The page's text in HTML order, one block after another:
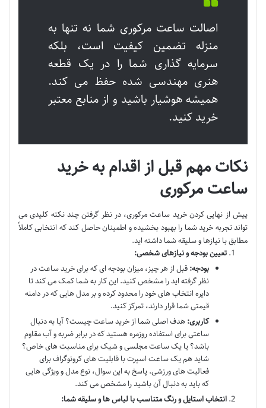
اصالت ساعت مرکوری شما نه تنها به
منزله تضمین کیفیت است، بلکه
سرمایه گذاری شما را در یک قطعه
هنری مهندسی شده حفظ می کند.
همیشه هوشیار باشید و از منابع معتبر
خرید کنید.
نکات مهم قبل از اقدام به خرید
ساعت مرکوری
پیش از نهایی کردن خرید ساعت مرکوری، در نظر گرفتن چند نکته کلیدی می
تواند تجربه خرید شما را بهبود بخشیده و اطمینان حاصل کند که انتخابی کاملاً
مطابق با نیازها و سلیقه شما داشته اید.
تعیین بودجه و نیازهای شخصی:
بودجه: قبل از هر چیز، میزان بودجه ای که برای خرید ساعت در
نظر گرفته اید را مشخص کنید. این کار به شما کمک می کند تا
دایره انتخاب های خود را محدود کرده و بر مدل هایی که در دامنه
قیمتی شما قرار دارند، تمرکز کنید.
کاربری: هدف اصلی شما از خرید ساعت چیست؟ آیا به دنبال
ساعتی برای استفاده روزمره هستید که در برابر ضربه و آب مقاوم
باشد؟ یا یک ساعت مجلسی و شیک برای مناسبت های خاص؟
شاید هم یک ساعت اسپرت با قابلیت های کرونوگراف برای
فعالیت های ورزشی. پاسخ به این سوال، نوع مدل و ویژگی هایی
که باید به دنبال آن باشید را مشخص می کند.
انتخاب استایل و رنگ متناسب با لباس ها و سلیقه شما: